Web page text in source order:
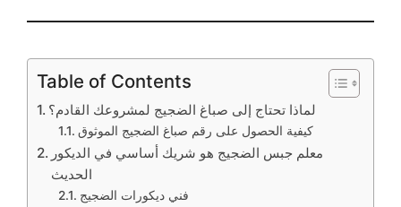
Table of Contents
لماذا تحتاج إلى صباغ الضجيج لمشروعك القادم؟
كيفية الحصول على رقم صباغ الضجيج الموثوق
معلم جبس الضجيج هو شريك أساسي في الديكور
الحديث
فني ديكورات الضجيج